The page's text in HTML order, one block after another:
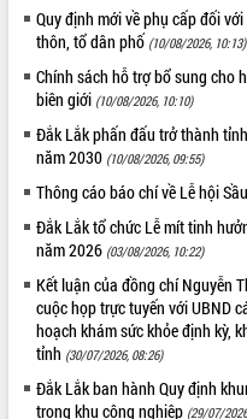
Quy định mới về phụ cấp đối
thôn, tổ dân phố (10/08/2026, 10:13)
Chính sách hỗ trợ bổ sung cho
biên giới (10/08/2026, 10:10)
Đắk Lắk phấn đấu trở thành
năm 2030 (10/08/2026, 09:55)
Thông cáo báo chí về Lễ hội
Đắk Lắk tổ chức Lễ mít tinh
năm 2026 (03/08/2026, 10:22)
Kết luận của đồng chí Nguyễn
cuộc họp trực tuyến với UBND
hoạch khám sức khỏe định kỳ,
tỉnh (30/07/2026, 08:26)
Đắk Lắk ban hành Quy định
trong khu công nghiệp (29/07/